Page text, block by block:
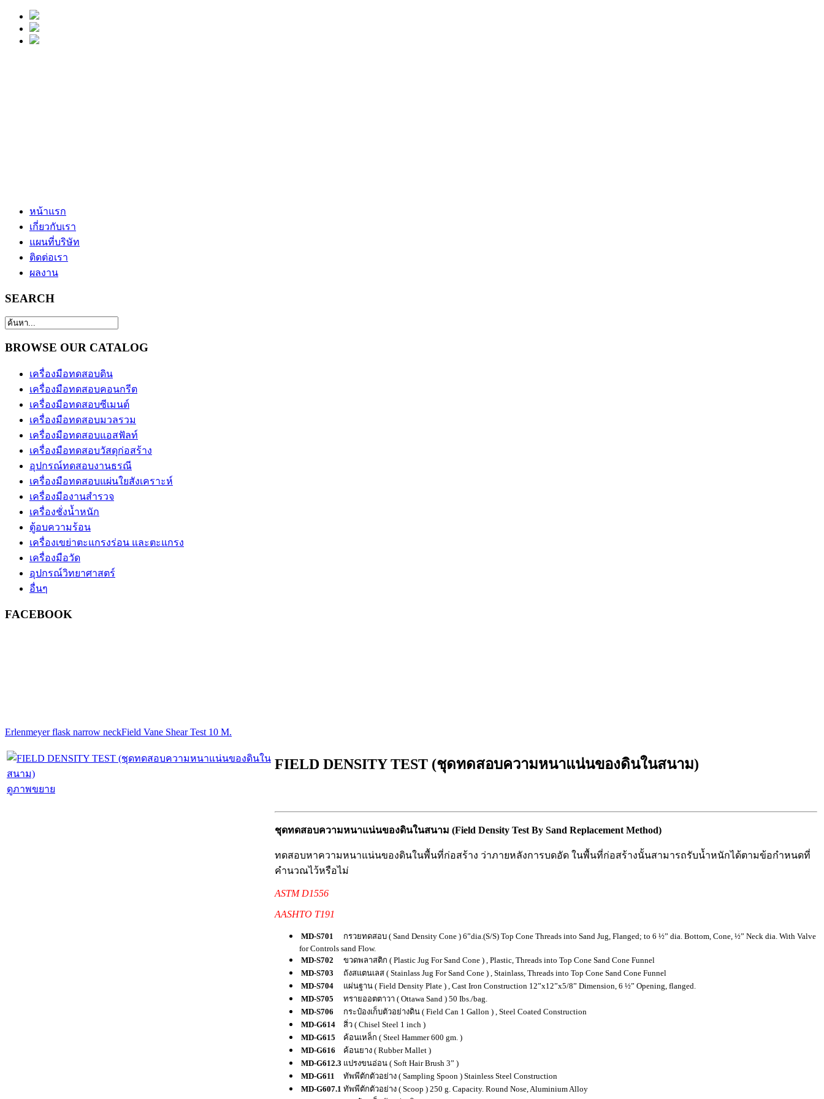
หน้าแรก
เกี่ยวกับเรา
แผนที่บริษัท
ติดต่อเรา
ผลงาน
SEARCH
BROWSE OUR CATALOG
เครื่องมือทดสอบดิน
เครื่องมือทดสอบคอนกรีต
เครื่องมือทดสอบซีเมนต์
เครื่องมือทดสอบมวลรวม
เครื่องมือทดสอบแอสฟัลท์
เครื่องมือทดสอบวัสดุก่อสร้าง
อุปกรณ์ทดสอบงานธรณี
เครื่องมือทดสอบแผ่นใยสังเคราะห์
เครื่องมืองานสำรวจ
เครื่องชั่งน้ำหนัก
ตู้อบความร้อน
เครื่องเขย่าตะแกรงร่อน และตะแกรง
เครื่องมือวัด
อุปกรณ์วิทยาศาสตร์
อื่นๆ
FACEBOOK
Erlenmeyer flask narrow neckField Vane Shear Test 10 M.
ดูภาพขยาย
FIELD DENSITY TEST (ชุดทดสอบความหนาแน่นของดินในสนาม)
ชุดทดสอบความหนาแน่นของดินในสนาม (Field Density Test By Sand Replacement Method)
ทดสอบหาความหนาแน่นของดินในพื้นที่ก่อสร้าง ว่าภายหลังการบดอัด ในพื้นที่ก่อสร้างนั้นสามารถรับน้ำหนักได้ตามข้อกำหนดที่
คำนวณไว้หรือไม่
ASTM D1556
AASHTO T191
MD-S701
กรวยทดสอบ ( Sand Density Cone ) 6”dia.(S/S) Top Cone Threads into Sand Jug, Flanged; to 6 ½” dia. Bottom, Cone, ½” Neck dia. With Valve
for Controls sand Flow.
MD-S702
ขวดพลาสติก ( Plastic Jug For Sand Cone ) , Plastic, Threads into Top Cone Sand Cone Funnel
MD-S703
ถังสแตนเลส ( Stainlass Jug For Sand Cone ) , Stainlass, Threads into Top Cone Sand Cone Funnel
MD-S704
แผ่นฐาน ( Field Density Plate ) , Cast Iron Construction 12”x12”x5/8” Dimension, 6 ½” Opening, flanged.
MD-S705
ทรายออตตาวา ( Ottawa Sand ) 50 Ibs./bag.
MD-S706
กระป๋องเก็บตัวอย่างดิน ( Field Can 1 Gallon ) , Steel Coated Construction
MD-G614
สิ่ว ( Chisel Steel 1 inch )
MD-G615
ค้อนเหล็ก ( Steel Hammer 600 gm. )
MD-G616
ค้อนยาง ( Rubber Mallet )
MD-G612.3 แปรงขนอ่อน ( Soft Hair Brush 3” )
MD-G611
ทัพพีตักตัวอย่าง ( Sampling Spoon ) Stainless Steel Construction
MD-G607.1 ทัพพีตักตัวอย่าง ( Scoop ) 250 g. Capacity. Round Nose, Aluminium Alloy